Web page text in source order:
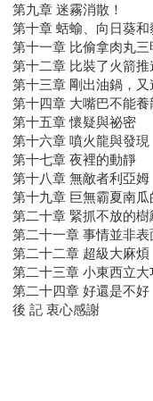
第九章 迷霧消散！
第十章 蛞蝓、向日葵和
第十一章 比偷拿肉丸
第十二章 比裝了火箭
第十三章 剛出油鍋，又
第十四章 大嘴巴不能養
第十五章 懷疑與祕密
第十六章 噴火龍與發現
第十七章 夜裡的動靜
第十八章 無敵者利亞姆
第十九章 巨無霸夏南瓜
第二十章 緊抓不放的樹
第二十一章 事情並非表
第二十二章 超級大麻煩
第二十三章 小東西立大
第二十四章 好還是不好
後 記 衷心感謝